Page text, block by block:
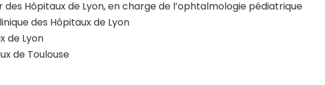
Hôpitaux de Lyon, en charge de l’ophtalmologie pédiatrique
des Hôpitaux de Lyon
de Lyon
de Toulouse